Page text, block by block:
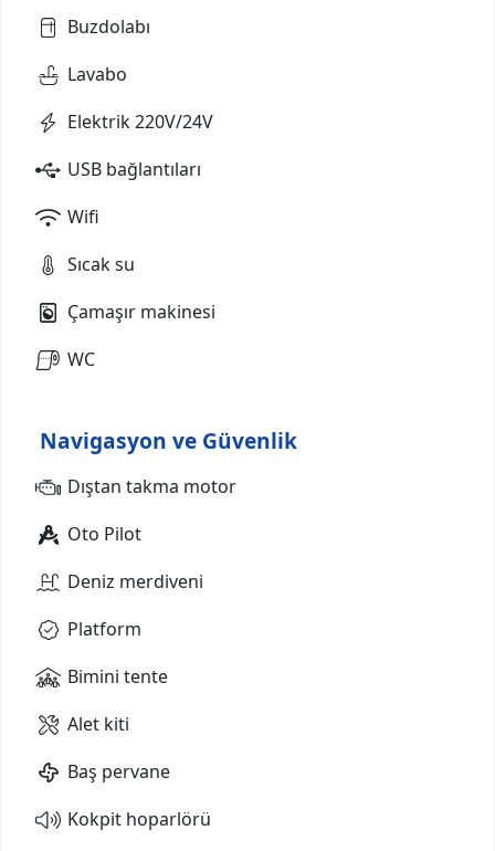
Buzdolabı
Lavabo
Elektrik 220V/24V
USB bağlantıları
Wifi
Sıcak su
Çamaşır makinesi
WC
Navigasyon ve Güvenlik
Dıştan takma motor
Oto Pilot
Deniz merdiveni
Platform
Bimini tente
Alet kiti
Baş pervane
Kokpit hoparlörü